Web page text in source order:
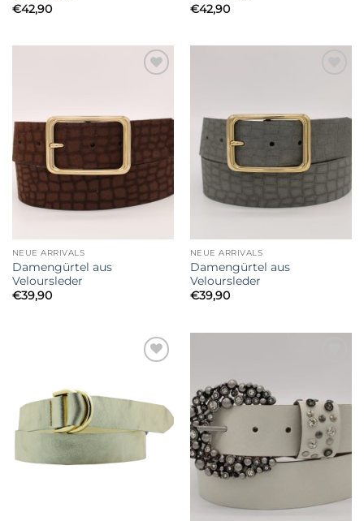
€42,90
€42,90
NEUE ARRIVALS
Damengürtel aus
Veloursleder
€39,90
NEUE ARRIVALS
Damengürtel aus
Veloursleder
€39,90